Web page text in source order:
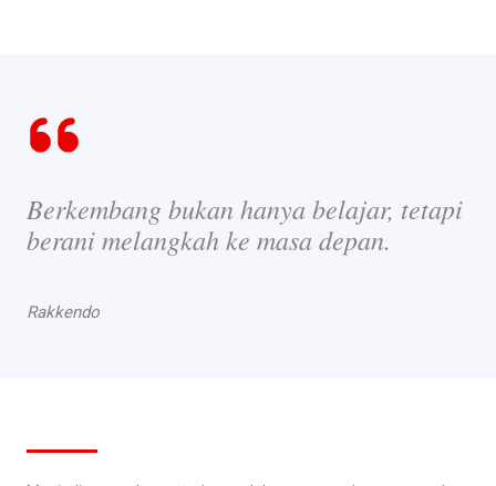
Berkembang bukan hanya belajar, tetapi
berani melangkah ke masa depan.
Rakkendo